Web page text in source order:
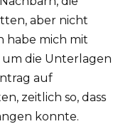
aber nicht
habe mich mit
die Unterlagen
auf
zeitlich so, dass
konnte.